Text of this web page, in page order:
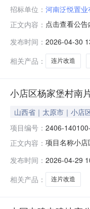
招标单位： 河南泛悦置业
正文内容： 点击查看公
发布时间： 2026-04-30
相关产品：
连片改造
小店区杨家堡村南
山西省｜太原市｜小店
项目编号： 2406-
正文内容： 项目名称小
南一巷以东
发布时间： 2026-04-29
相关产品：
连片改造